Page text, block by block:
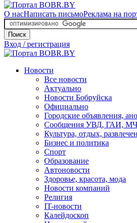
О насНаписать письмоРеклама на
Поиск
Вход / регистрация
Новости
Все новости
Актуально
Новости Бобруйска
Официально
Городские объявления,
Сообщения УВД, ГАИ,
Культура, отдых,
Бизнес и политика
Спорт
Образование
Автоновости
Здоровье, красота, мода
Новости компаний
Религия
IT-новости
Калейдоскоп